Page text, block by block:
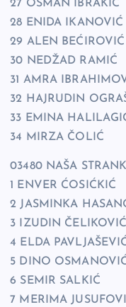
27 OSMAN IBRAKIĆ
28 ENIDA IKANOVIĆ
29 ALEN BEĆIROVIĆ
30 NEDŽAD RAMIĆ
31 AMRA
32 HAJRUDIN
33 EMINA
34 MIRZA ČOLIĆ
03480 NAŠA
1 ENVER ĆOSIĆKIĆ
2 JASMINKA
3 IZUDIN ČELIKOVIĆ
4 ELDA
5 DINO
6 SEMIR SALKIĆ
7 MERIMA